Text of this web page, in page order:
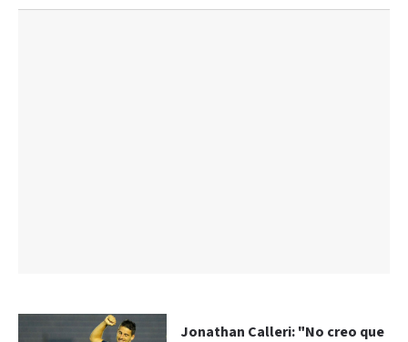
Jonathan Calleri: "No creo que